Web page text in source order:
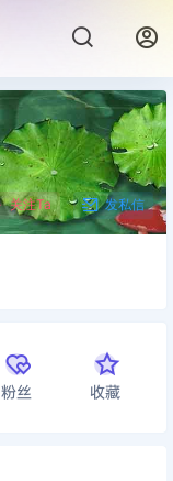
关注Ta 发私信
粉丝 收藏